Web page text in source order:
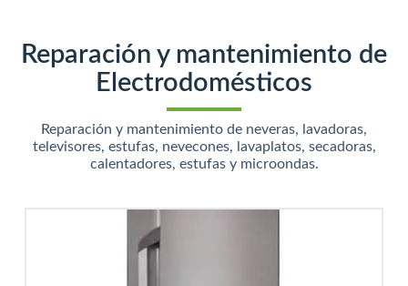
Reparación y mantenimiento de
Electrodomésticos
Reparación y mantenimiento de neveras, lavadoras,
televisores, estufas, nevecones, lavaplatos, secadoras,
calentadores, estufas y microondas.